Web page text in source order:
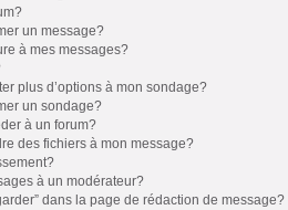
un message?
à mes messages?
plus d’options à mon sondage?
un sondage?
à un forum?
des fichiers à mon message?
à un modérateur?
dans la page de rédaction de message?